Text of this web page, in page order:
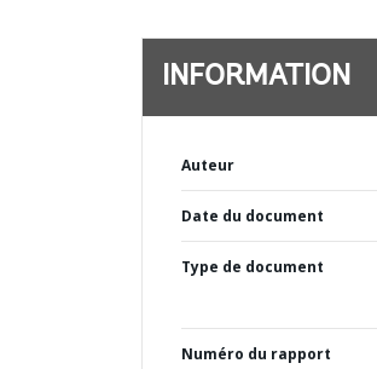
INFORMATION
Auteur
Date du document
Type de document
Numéro du rapport